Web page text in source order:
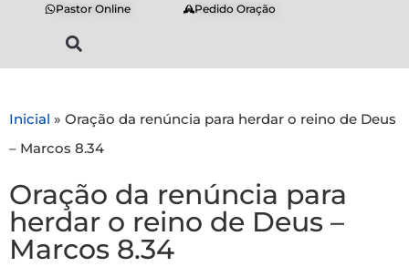
Pastor Online Pedido Oração
Inicial » Oração da renúncia para herdar o reino de Deus
– Marcos 8.34
Oração da renúncia para
herdar o reino de Deus –
Marcos 8.34